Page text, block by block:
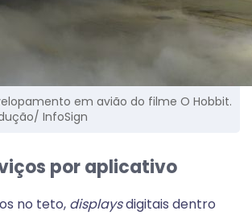
em avião do filme O Hobbit.
InfoSign
por aplicativo
no teto, displaysdigitais dentro